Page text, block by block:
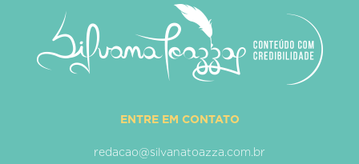
ENTRE EM CONTATO
redacao@silvanatoazza.com.br